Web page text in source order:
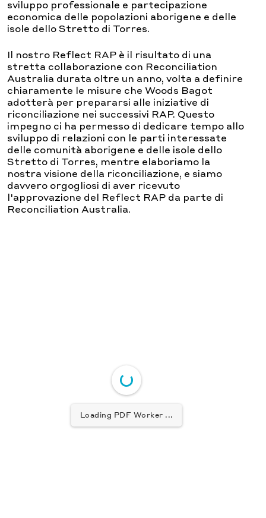
sviluppo professionale e partecipazione
economica delle popolazioni aborigene e delle
isole dello Stretto di Torres.
Il nostro Reflect RAP è il risultato di una
stretta collaborazione con Reconciliation
Australia durata oltre un anno, volta a definire
chiaramente le misure che Woods Bagot
adotterà per prepararsi alle iniziative di
riconciliazione nei successivi RAP. Questo
impegno ci ha permesso di dedicare tempo allo
sviluppo di relazioni con le parti interessate
delle comunità aborigene e delle isole dello
Stretto di Torres, mentre elaboriamo la
nostra visione della riconciliazione, e siamo
davvero orgogliosi di aver ricevuto
l'approvazione del Reflect RAP da parte di
Reconciliation Australia.
Loading PDF Worker ...